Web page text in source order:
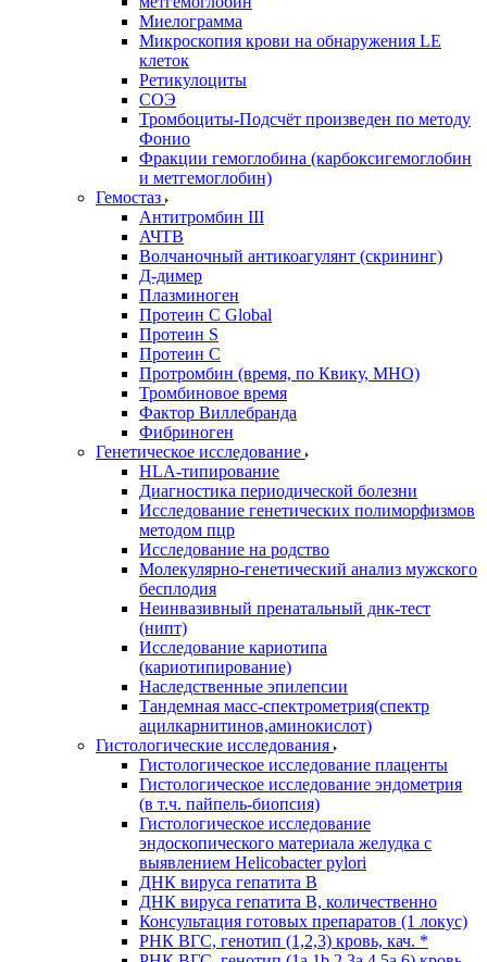
Миелограмма
Микроскопия крови на обнаружения LE
клеток
Ретикулоциты
СОЭ
Тромбоциты-Подсчёт произведен по методу
Фонио
Фракции гемоглобина (карбоксигемоглобин
и метгемоглобин)
Гемостаз
Антитромбин III
АЧТВ
Волчаночный антикоагулянт (скрининг)
Д-димер
Плазминоген
Протеин C Global
Протеин S
Протеин С
Протромбин (время, по Квику, МНО)
Тромбиновое время
Фактор Виллебранда
Фибриноген
Генетическое исследование
HLA-типирование
Диагностика периодической болезни
Исследование генетических полиморфизмов
методом пцр
Исследование на родство
Молекулярно-генетический анализ мужского
бесплодия
Неинвазивный пренатальный днк-тест
(нипт)
Исследование кариотипа
(кариотипирование)
Наследственные эпилепсии
Тандемная масс-спектрометрия(спектр
ацилкарнитинов,аминокислот)
Гистологические исследования
Гистологическое исследование плаценты
Гистологическое исследование эндометрия
(в т.ч. пайпель-биопсия)
Гистологическое исследование
эндоскопического материала желудка с
выявлением Helicobacter pylori
ДНК вируса гепатита B
ДНК вируса гепатита B, количественно
Консультация готовых препаратов (1 локус)
РНК ВГC, генотип (1,2,3) кровь, кач. *